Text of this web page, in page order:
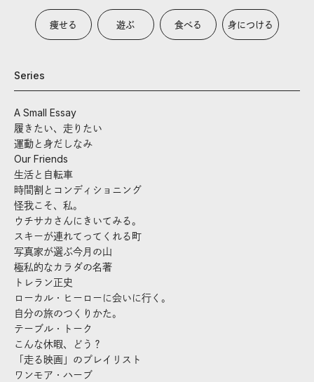
痩せる 遊ぶ 食べる 身につける
Series
A Small Essay
履きたい、走りたい
運動と身だしなみ
Our Friends
生活と自転車
時間割とコンディショニング
怪我こそ、私。
ウチサカさんにきいてみる。
スキーが連れてってくれる町
写真家が選ぶ今月の山
極私的なカラダの名著
トレラン正史
ローカル・ヒーローに会いに行く。
自分の旅のつくりかた。
テーブル・トーク
こんな休暇、どう？
「走る映画」のプレイリスト
ワンモア・ハーブ